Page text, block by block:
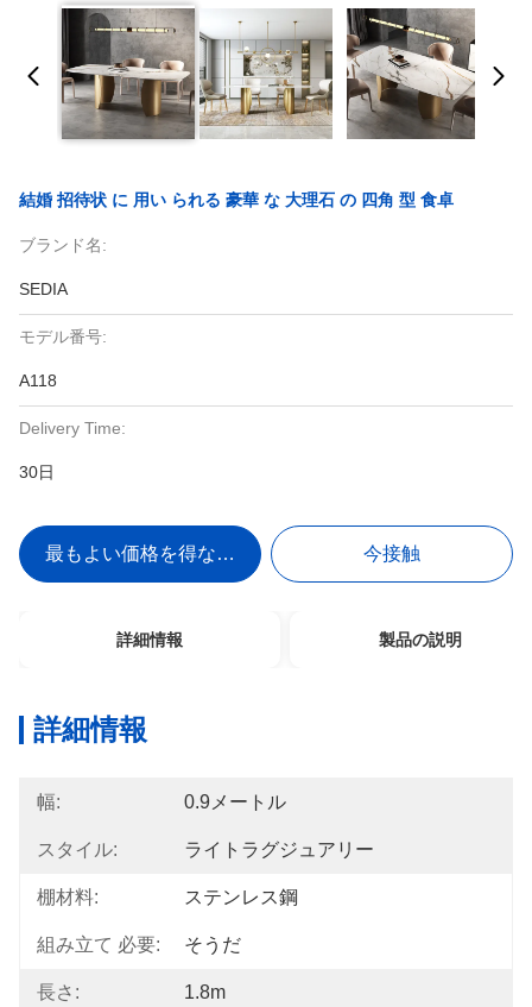
結婚 招待状 に 用い られる 豪華 な 大理石 の 四角 型 食卓
ブランド名:
SEDIA
モデル番号:
A118
Delivery Time:
30日
最もよい価格を得なさい 今接触
詳細情報 製品の説明
詳細情報
幅: 0.9メートル
スタイル: ライトラグジュアリー
棚材料: ステンレス鋼
組み立て 必要: そうだ
長さ: 1.8m